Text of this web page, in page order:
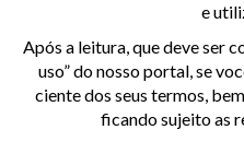
e
Após a leitura, que deve ser
uso” do nosso portal, se
ciente dos seus termos,
ficando sujeito as